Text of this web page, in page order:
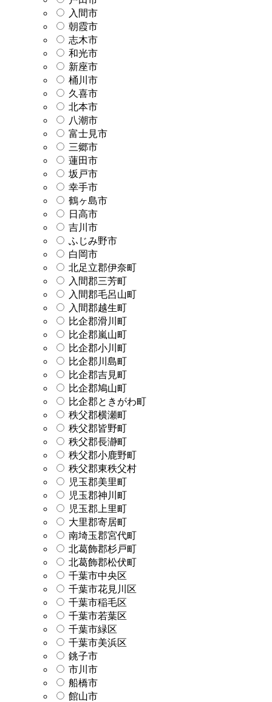
入間市
朝霞市
志木市
和光市
新座市
桶川市
久喜市
北本市
八潮市
富士見市
三郷市
蓮田市
坂戸市
幸手市
鶴ヶ島市
日高市
吉川市
ふじみ野市
白岡市
北足立郡伊奈町
入間郡三芳町
入間郡毛呂山町
入間郡越生町
比企郡滑川町
比企郡嵐山町
比企郡小川町
比企郡川島町
比企郡吉見町
比企郡鳩山町
比企郡ときがわ町
秩父郡横瀬町
秩父郡皆野町
秩父郡長瀞町
秩父郡小鹿野町
秩父郡東秩父村
児玉郡美里町
児玉郡神川町
児玉郡上里町
大里郡寄居町
南埼玉郡宮代町
北葛飾郡杉戸町
北葛飾郡松伏町
千葉市中央区
千葉市花見川区
千葉市稲毛区
千葉市若葉区
千葉市緑区
千葉市美浜区
銚子市
市川市
船橋市
館山市